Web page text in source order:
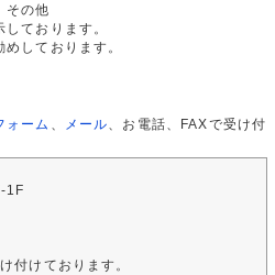
その他
ております。
しております。
ォーム メール 、お電話、FAXで受け付
1F
付けております。